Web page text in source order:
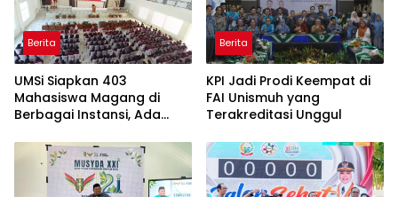
Berita
UMSi Siapkan 403
Mahasiswa Magang di
Berbagai Instansi, Ada
Taiwan
Berita
KPI Jadi Prodi Keempat di
FAI Unismuh yang
Terakreditasi Unggul